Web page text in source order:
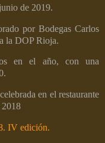
de 2019.
por Bodegas Carlos
la DOP Rioja.
en el año, con una
en el restaurante
2018
IV edición.